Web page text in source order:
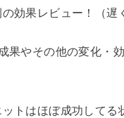
効果レビュー！（遅
果やその他の変化・
トはほぼ成功して